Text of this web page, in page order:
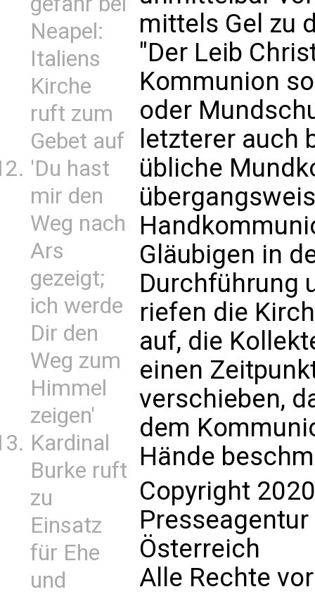
Neapel:
Italiens
Kirche
ruft zum
Gebet auf
'Du hast
mir den
Weg nach
Ars
gezeigt;
ich werde
Dir den
Weg zum
Himmel
zeigen'
Kardinal
Burke ruft
zu
Einsatz
für Ehe
und
mittels Gel zu
"Der Leib
Kommunion
oder
letzterer auch
übliche
Gläubigen in
Durchführung
riefen die
auf, die
einen
verschieben,
dem
Hände
Copyright
Presseagentur
Österreich
Alle Rechte